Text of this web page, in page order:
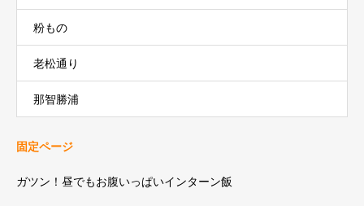
粉もの
老松通り
那智勝浦
固定ページ
ガツン！昼でもお腹いっぱいインターン飯